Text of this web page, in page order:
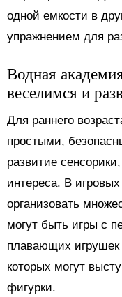
одной емкости в
упражнением для
Водная
веселимся и
Для раннего
простыми,
развитие
интереса. В
организовать
могут быть игры с
плавающих игрушек
которых могут
фигурки.